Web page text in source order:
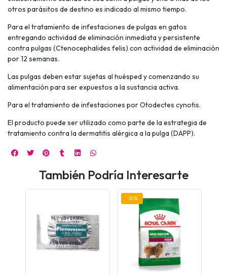
otros parásitos de destino es indicado al mismo tiempo.
Para el tratamiento de infestaciones de pulgas en gatos
entregando actividad de eliminación inmediata y persistente
contra pulgas (Ctenocephalides felis) con actividad de eliminación
por 12 semanas.
Las pulgas deben estar sujetas al huésped y comenzando su
alimentación para ser expuestos a la sustancia activa.
Para el tratamiento de infestaciones por Otodectes cynotis.
El producto puede ser utilizado como parte de la estrategia de
tratamiento contra la dermatitis alérgica a la pulga (DAPP).
También Podría Interesarte
-10%